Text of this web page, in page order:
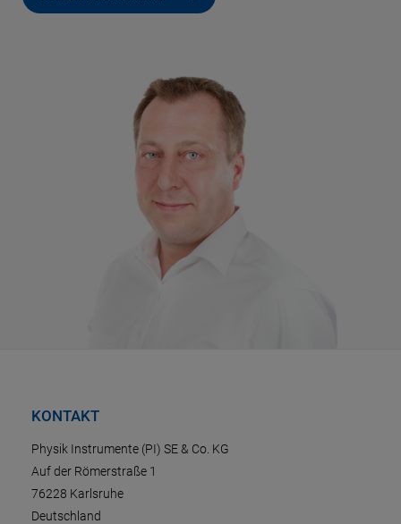
KONTAKT
Physik Instrumente (PI) SE & Co. KG
Auf der Römerstraße 1
76228 Karlsruhe
Deutschland